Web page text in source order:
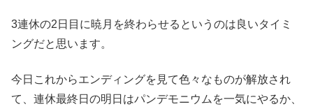
3連休の2日目に暁月を終わらせるというのは良いタイミ
ングだと思います。
今日これからエンディングを見て色々なものが解放され
て、連休最終日の明日はパンデモニウムを一気にやるか、